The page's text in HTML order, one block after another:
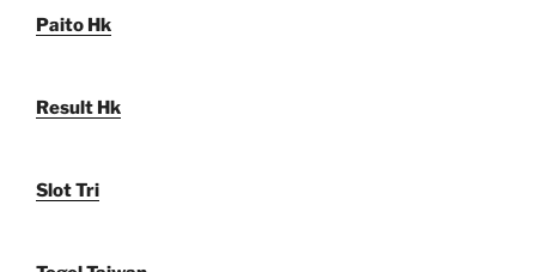
Paito Hk
Result Hk
Slot Tri